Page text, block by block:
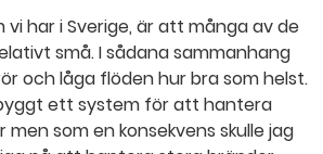
vi har i Sverige, är att många av de
små. I sådana sammanhang
och låga flöden hur bra som helst.
ett system för att hantera
som en konsekvens skulle jag